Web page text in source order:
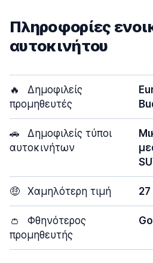
Πληροφορίες
αυτοκινήτου
🔥
Δημοφιλείς
προμηθευτές
🚗
Δημοφιλείς τύποι
αυτοκινήτων
🤑 Χαμηλότερη τιμή
👛
Φθηνότερος
προμηθευτής